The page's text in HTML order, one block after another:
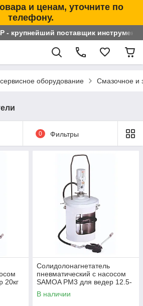
и ценам, уточните по
телефону.
- крупнейший поставщик
оборудование Смазочное и
0 Фильтры
20кг
Солидолонагнетатель
пневматический с насосом
SAMOA PM3 для ведер 12.5-
18кг 424170.800
В наличии